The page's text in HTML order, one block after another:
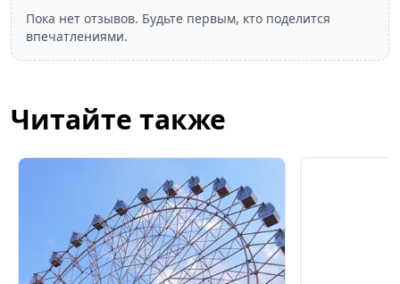
Пока нет отзывов. Будьте первым, кто поделится
впечатлениями.
Читайте также